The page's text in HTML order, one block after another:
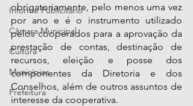
Informe Publicitário
Câmara Municipal
Cultura
Municípios
Prefeitura
obrigatoriamente, pelo menos uma vez
por ano e é o instrumento utilizado
pelos cooperados para a aprovação da
prestação de contas, destinação de
recursos, eleição e posse dos
componentes da Diretoria e dos
Conselhos, além de outros assuntos de
interesse da cooperativa.